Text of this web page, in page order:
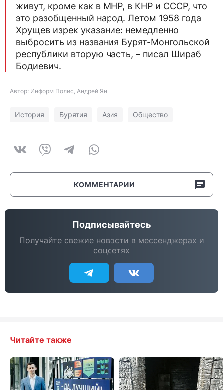
живут, кроме как в МНР, в КНР и СССР, что
это разобщенный народ. Летом 1958 года
Хрущев изрек указание: немедленно
выбросить из названия Бурят-Монгольской
республики вторую часть, – писал Шираб
Бодиевич.
Автор: Информ Полис, Андрей Ян
История Бурятия Азия Общество
КОММЕНТАРИИ
Подписывайтесь
Получайте свежие новости в мессенджерах и
соцсетях
Читайте также